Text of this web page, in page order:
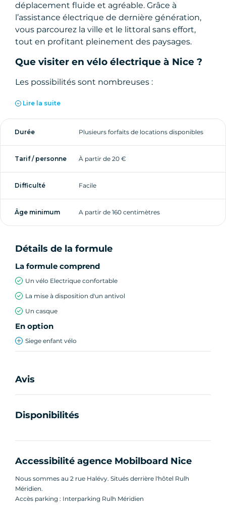
déplacement fluide et agréable. Grâce à
l’assistance électrique de dernière génération,
vous parcourez la ville et le littoral sans effort,
tout en profitant pleinement des paysages.
Que visiter en vélo électrique à Nice ?
Les possibilités sont nombreuses :
Villefranche-sur-Meret leCap Ferrat, entre
mer turquoise et panoramas exceptionnels
Le littoral en direction d’Antibes
Antibes et son Cap
Les pistes cyclables et routes côtières de la
Le vélo électrique est le moyen idéal pour
Forfaits de location flexibles
Nous proposons plusieurs durées de location,
2 heures
4 heures (demi-journée)
Journée complète
Plusieurs jours ou à la semaine
Options disponibles en agence
crevaison.
l’année.
Réservez directement en ligne
Halévy, 06000 Nice
Profitez de votre balade à vélo électrique
Lire la suite
Durée Plusieurs forfaits de locations disponibles
Tarif / personne À partir de 20 €
Difficulté Facile
Âge minimum A partir de 160 centimètres
Détails de la formule
La formule comprend
Un vélo Electrique confortable
La mise à disposition d'un antivol
Un casque
En option
Siege enfant vélo
Avis
Disponibilités
Accessibilité agence Mobilboard Nice
Nous sommes au 2 rue Halévy. Situés derrière l'hôtel Rulh
Méridien.
Accès parking : Interparking Rulh Méridien